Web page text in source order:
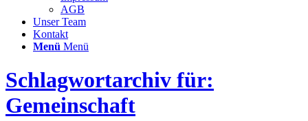
AGB
Unser Team
Kontakt
Menü Menü
Schlagwortarchiv für:
Gemeinschaft